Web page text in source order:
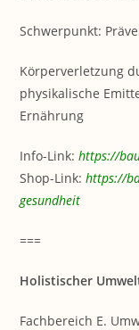
Schwerpunkt:
Körperverletzung
physikalische
Ernährung
Info-Link:https://
Shop-Link:https://
gesundheit
===
Holistischer
Fachbereich E.